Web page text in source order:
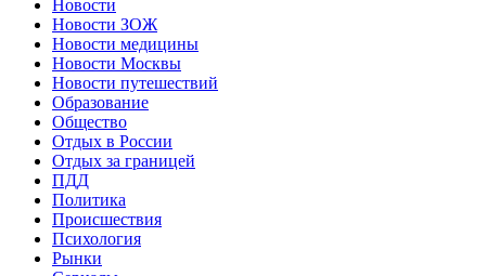
Новости
Новости ЗОЖ
Новости медицины
Новости Москвы
Новости путешествий
Образование
Общество
Отдых в России
Отдых за границей
ПДД
Политика
Происшествия
Психология
Рынки